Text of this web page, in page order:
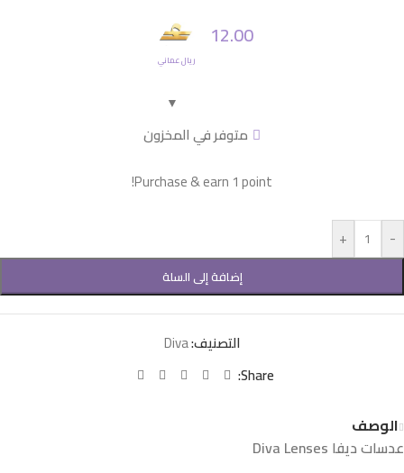
12.00
ريال عماني
متوفر في المخزون
Purchase & earn 1 point!
-
+
إضافة إلى السلة
التصنيف:Diva
Share:
الوصف
عدسات ديفا Diva Lenses